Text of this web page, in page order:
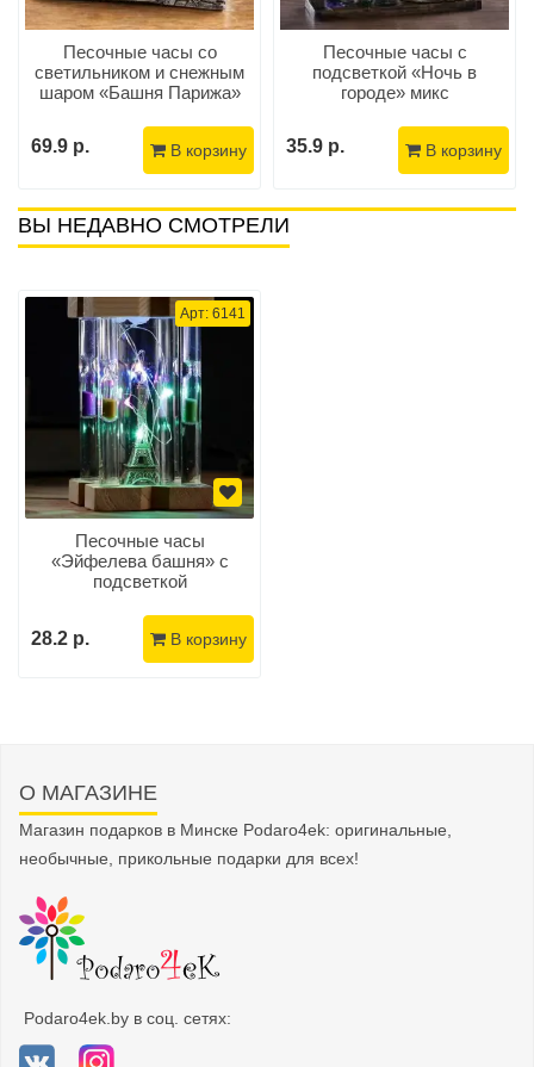
Песочные часы со
светильником и снежным
шаром «Башня Парижа»
69.9 р. В корзину
Песочные часы с
подсветкой «Ночь в
городе» микс
35.9 р. В корзину
ВЫ НЕДАВНО СМОТРЕЛИ
Арт: 6141
Песочные часы
«Эйфелева башня» с
подсветкой
28.2 р. В корзину
О МАГАЗИНЕ
Магазин подарков в Минске Podaro4ek: оригинальные,
необычные, прикольные подарки для всех!
Podaro4ek.by в соц. сетях: